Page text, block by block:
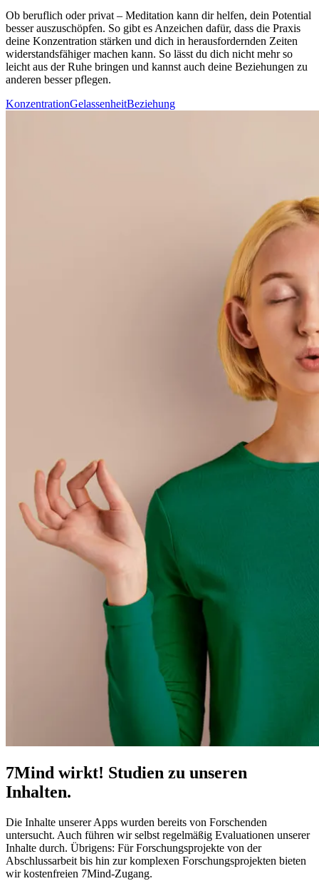
Ob beruf­lich oder privat – Medi­ta­tion kann dir helfen, dein Potential
besser auszuschöpfen. So gibt es Anzeichen dafür, dass die Praxis
deine Konzentration stärken und dich in herausfordernden Zeiten
widerstandsfähiger machen kann. So lässt du dich nicht mehr so
leicht aus der Ruhe brin­gen und kannst auch deine Beziehungen zu
anderen besser pflegen.
KonzentrationGelassenheitBeziehung
7Mind wirkt! Studien zu unseren
Inhalten.
Die Inhalte unserer Apps wurden bereits von Forschenden
untersucht. Auch führen wir selbst regelmäßig Evaluationen unserer
Inhalte durch. Übrigens: Für Forschungsprojekte von der
Abschlussarbeit bis hin zur komplexen Forschungsprojekten bieten
wir kostenfreien 7Mind-Zugang.